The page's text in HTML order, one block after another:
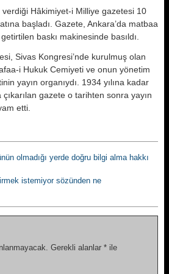
verdiği Hâkimiyet-i Milliye gazetesi 10
başladı. Gazete, Ankara’da matbaa
baskı makinesinde basıldı.
Sivas Kongresi’nde kurulmuş olan
i Hukuk Cemiyeti ve onun yönetim
yayın organıydı. 1934 yılına kadar
gazete o tarihten sonra yayın
etti.
olmadığı yerde doğru bilgi alma hakkı
istemiyor sözünden ne
Gerekli alanlar * ile